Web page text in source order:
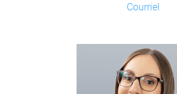
Courriel